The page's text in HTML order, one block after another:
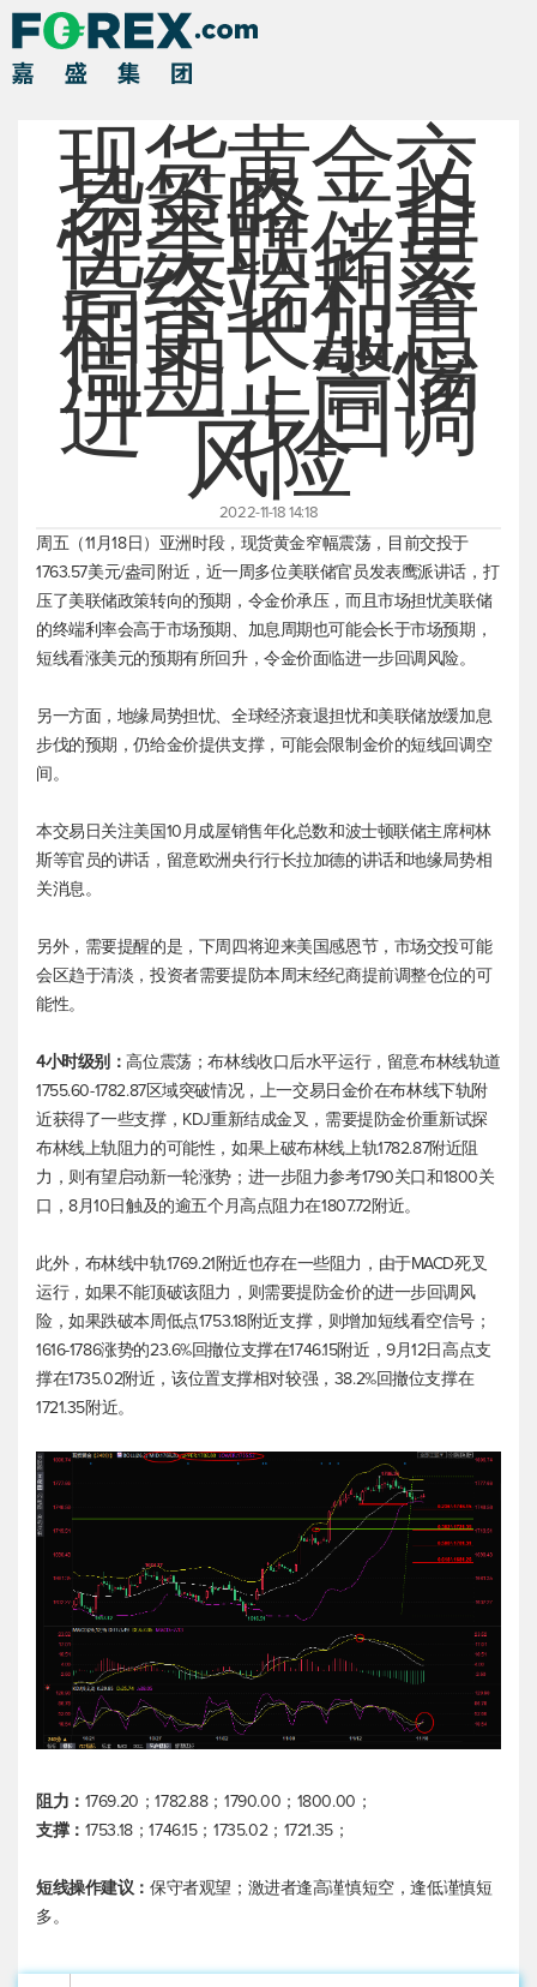
现货黄金交
易策略：担
忧美联储更
高终端利率
和更长加息
周期，警惕
进一步回调
风险
2022-11-18 14:18
周五（11月18日）亚洲时段， 现货黄金窄幅震荡，目前交投于
1763.57美元/盎司附近，近一周多位美联储官员发表鹰派讲话，打
压了美联储政策转向的预期，令金价承压，而且市场担忧美联储
的终端利率会高于市场预期、加息周期也可能会长于市场预期，
短线看涨美元的预期有所回升，令金价面临进一步回调风险。
另一方面，地缘局势担忧、全球经济衰退担忧和美联储放缓加息
步伐的预期，仍给金价提供支撑，可能会限制金价的短线回调空
间。
本交易日关注美国10月成屋销售年化总数和波士顿联储主席柯林
斯等官员的讲话，留意欧洲央行行长拉加德的讲话和地缘局势相
关消息。
另外，需要提醒的是，下周四将迎来美国感恩节，市场交投可能
会区趋于清淡，投资者需要提防本周末经纪商提前调整仓位的可
能性。
4小时级别：高位震荡；布林线收口后水平运行，留意布林线轨道
1755.60-1782.87区域突破情况，上一交易日金价在布林线下轨附
近获得了一些支撑，KDJ重新结成金叉，需要提防金价重新试探
布林线上轨阻力的可能性，如果上破布林线上轨1782.87附近阻
力，则有望启动新一轮涨势；进一步阻力参考1790关口和1800关
口，8月10日触及的逾五个月高点阻力在1807.72附近。
此外，布林线中轨1769.21附近也存在一些阻力，由于MACD死叉
运行，如果不能顶破该阻力，则需要提防金价的进一步回调风
险，如果跌破本周低点1753.18附近支撑，则增加短线看空信号；
1616-1786涨势的23.6%回撤位支撑在1746.15附近，9月12日高点支
撑在1735.02附近，该位置支撑相对较强，38.2%回撤位支撑在
1721.35附近。
阻力： 1769.20；1782.88；1790.00；1800.00；
支撑： 1753.18；1746.15；1735.02；1721.35；
短线操作建议：保守者观望；激进者逢高谨慎短空，逢低谨慎短
多。